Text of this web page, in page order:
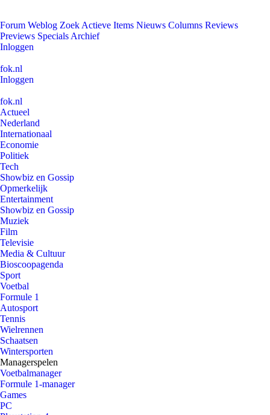
Forum Weblog Zoek Actieve Items Nieuws Columns Reviews
Previews Specials Archief
Inloggen
fok.nl
Inloggen
fok.nl
Actueel
Nederland
Internationaal
Economie
Politiek
Tech
Showbiz en Gossip
Opmerkelijk
Entertainment
Showbiz en Gossip
Muziek
Film
Televisie
Media & Cultuur
Bioscoopagenda
Sport
Voetbal
Formule 1
Autosport
Tennis
Wielrennen
Schaatsen
Wintersporten
Managerspelen
Voetbalmanager
Formule 1-manager
Games
PC